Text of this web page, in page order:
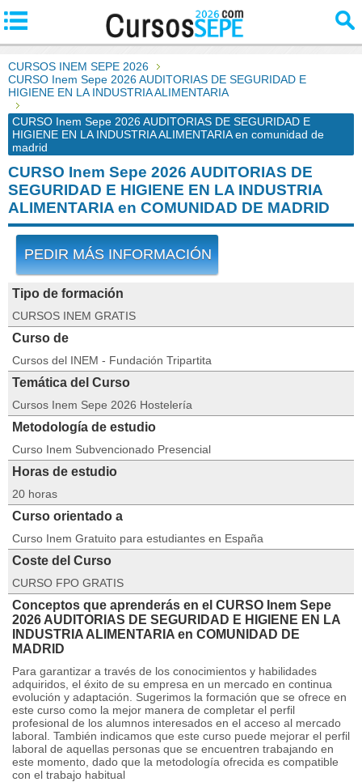
CURSOS INEM SEPE 2026
CURSO Inem Sepe 2026 AUDITORIAS DE SEGURIDAD E
HIGIENE EN LA INDUSTRIA ALIMENTARIA
CURSO Inem Sepe 2026 AUDITORIAS DE SEGURIDAD E
HIGIENE EN LA INDUSTRIA ALIMENTARIA en comunidad de
madrid
CURSO Inem Sepe 2026 AUDITORIAS DE
SEGURIDAD E HIGIENE EN LA INDUSTRIA
ALIMENTARIA en COMUNIDAD DE MADRID
PEDIR MÁS INFORMACIÓN
Tipo de formación
CURSOS INEM GRATIS
Curso de
Cursos del INEM - Fundación Tripartita
Temática del Curso
Cursos Inem Sepe 2026 Hostelería
Metodología de estudio
Curso Inem Subvencionado Presencial
Horas de estudio
20 horas
Curso orientado a
Curso Inem Gratuito para estudiantes en España
Coste del Curso
CURSO FPO GRATIS
Conceptos que aprenderás en el CURSO Inem Sepe
2026 AUDITORIAS DE SEGURIDAD E HIGIENE EN LA
INDUSTRIA ALIMENTARIA en COMUNIDAD DE
MADRID
Para garantizar a través de los conocimientos y habilidades
adquiridos, el éxito de su empresa en un mercado en continua
evolución y adaptación. Sugerimos la formación que se ofrece en
este curso como la mejor manera de completar el perfil
profesional de los alumnos interesados en el acceso al mercado
laboral. También indicamos que este curso puede mejorar el perfil
laboral de aquellas personas que se encuentren trabajando en
este momento, dado que la metodología ofrecida es compatible
con el trabajo habitual